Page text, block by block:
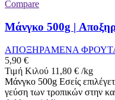
Compare
Μάνγκο 500g |
ΑΠΟΞΗΡΑΜΕΝΑ
5,90 €
Τιμή Κιλού 11,80 € /kg
Μάνγκο 500g Εσείς
γεύση των τροπικών στην